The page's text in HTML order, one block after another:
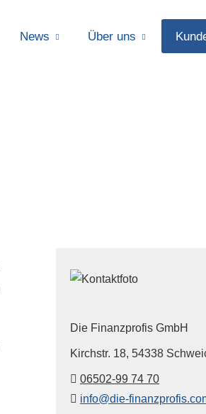
News Über uns
Die Finanzprofis
Kirchstr. 18, 54338
06502-99 74 70
info@die-